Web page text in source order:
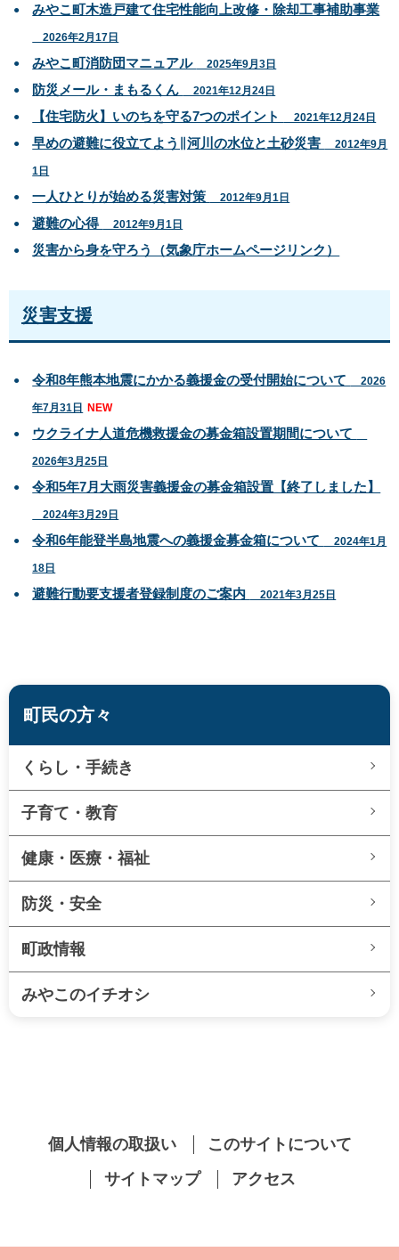
みやこ町木造戸建て住宅性能向上改修・除却工事補助事業
2026年2月17日
みやこ町消防団マニュアル 2025年9月3日
防災メール・まもるくん 2021年12月24日
【住宅防火】いのちを守る7つのポイント 2021年12月24日
早めの避難に役立てよう∥河川の水位と土砂災害 2012年9月
1日
一人ひとりが始める災害対策 2012年9月1日
避難の心得 2012年9月1日
災害から身を守ろう（気象庁ホームページリンク）
災害支援
令和8年熊本地震にかかる義援金の受付開始について 2026
年7月31日 NEW
ウクライナ人道危機救援金の募金箱設置期間について
2026年3月25日
令和5年7月大雨災害義援金の募金箱設置【終了しました】
2024年3月29日
令和6年能登半島地震への義援金募金箱について 2024年1月
18日
避難行動要支援者登録制度のご案内 2021年3月25日
町民の方々
くらし・手続き
子育て・教育
健康・医療・福祉
防災・安全
町政情報
みやこのイチオシ
個人情報の取扱い
このサイトについて
サイトマップ
アクセス